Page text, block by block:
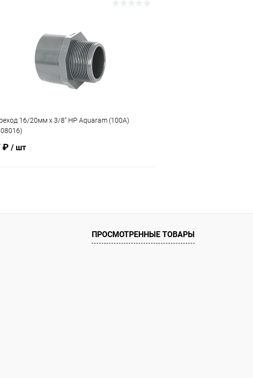
К сравнению В наличии
16/20мм x 3/8" НР Aquaram (100А)
₽ / шт
В избранное
В наличии
ПРОСМОТРЕННЫЕ ТОВАРЫ